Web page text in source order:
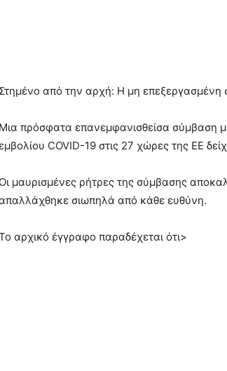
Στημένο από την αρχή: Η μη επεξεργασμένη
Μια πρόσφατα επανεμφανισθείσα σύμβαση
COVID-19 στις 27 χώρες της ΕΕ
Οι μαυρισμένες ρήτρες της σύμβασης
σιωπηλά από κάθε ευθύνη.
αρχικό έγγραφο παραδέχεται ότι>